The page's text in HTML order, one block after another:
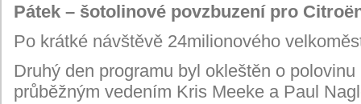
Pátek – šotolinové povzbuzení pro
Po krátké návštěvě 24milionového
Druhý den programu byl okleštěn o
průběžným vedením Kris Meeke a Paul